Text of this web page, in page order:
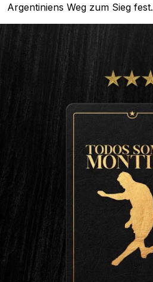
Argentiniens Weg zum Sieg fest.